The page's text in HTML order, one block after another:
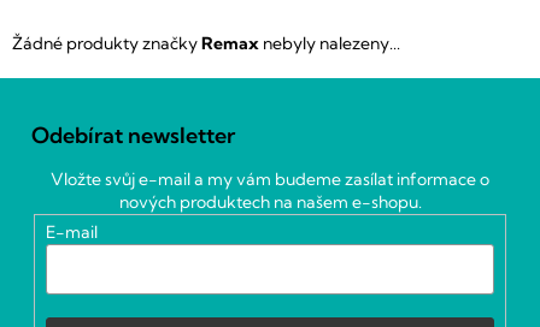
Žádné produkty značkyRemax nebyly nalezeny...
Odebírat newsletter
Vložte svůj e-mail a my vám budeme zasílat informace o
nových produktech na našem e-shopu.
E-mail